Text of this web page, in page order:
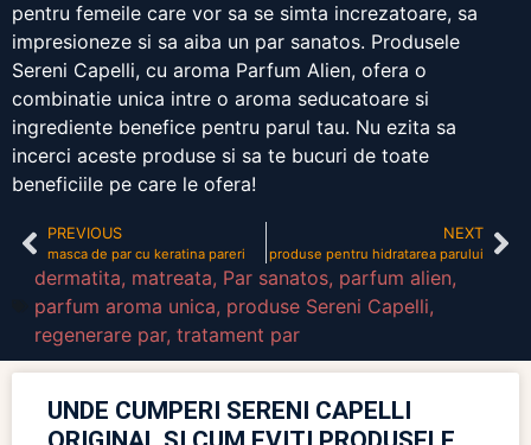
pentru femeile care vor sa se simta increzatoare, sa
impresioneze si sa aiba un par sanatos. Produsele
Sereni Capelli, cu aroma Parfum Alien, ofera o
combinatie unica intre o aroma seducatoare si
ingrediente benefice pentru parul tau. Nu ezita sa
incerci aceste produse si sa te bucuri de toate
beneficiile pe care le ofera!
PREVIOUS
masca de par cu keratina pareri
NEXT
produse pentru hidratarea parului
dermatita, matreata, Par sanatos, parfum alien,
parfum aroma unica, produse Sereni Capelli,
regenerare par, tratament par
UNDE CUMPERI SERENI CAPELLI